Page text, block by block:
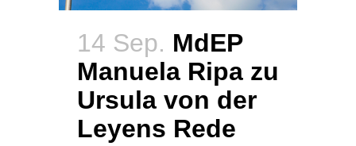
14 Sep. MdEP
Manuela Ripa zu
Ursula von der
Leyens Rede